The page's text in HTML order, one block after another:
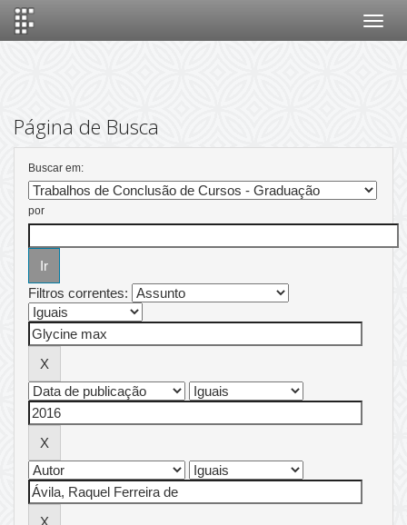
Página de Busca
Buscar em:
por
Filtros correntes: